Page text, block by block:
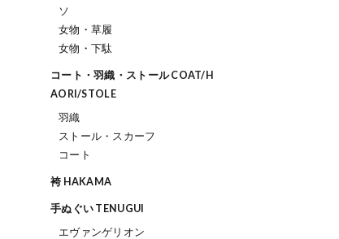
ソ
女物・草履
女物・下駄
コート・羽織・ストール COAT/H
AORI/STOLE
羽織
ストール・スカーフ
コート
袴 HAKAMA
手ぬぐい TENUGUI
エヴァンゲリオン